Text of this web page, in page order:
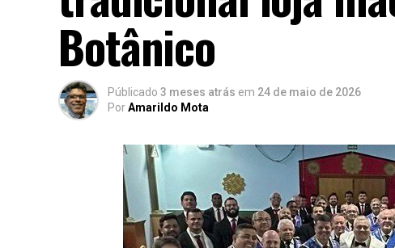
Botânico
Públicado 3 meses atrás em 24 de maio de 2026
PorAmarildo Mota